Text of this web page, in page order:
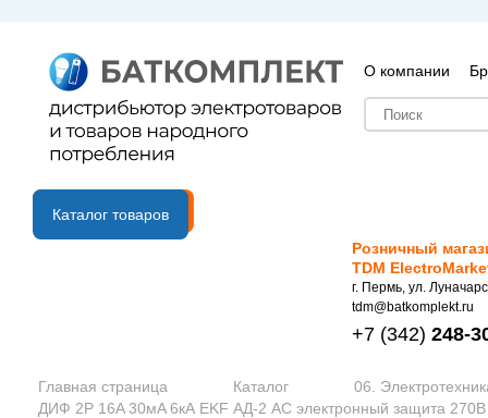
О компании
B2B портал
Каталог товаров
Розничный
TDM
г. Пермь, ул.
tdm@batkomplekt.ru
+7 (342) 248-
Главная страница Каталог
06.
ДИФ 2P 16A 30мA 6кА EKF АД-2 AC электронный защита